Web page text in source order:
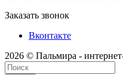
Заказать звонок
Вконтакте
2026 © Пальмира -